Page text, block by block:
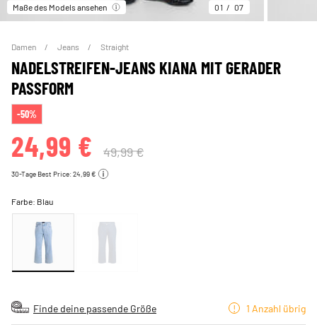
Maße des Models ansehen 01 07
Damen Jeans Straight
NADELSTREIFEN-JEANS KIANA MIT GERADER
PASSFORM
-50%
24,99 € 49,99 €
30-Tage Best Price: 24,99 €
Farbe: Blau
Finde deine passende Größe 1 Anzahl übrig